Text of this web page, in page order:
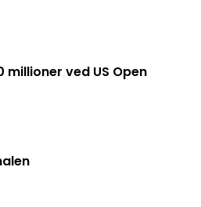
ved US Open